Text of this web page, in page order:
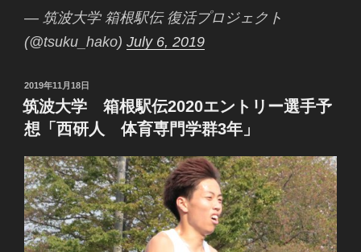
— 筑波大学 箱根駅伝 復活プロジェクト
(@tsuku_hako) July 6, 2019
投
稿
日:
2019年11月18日
筑波大学 箱根駅伝2020エントリー選手予
想「西研人 体育専門学群3年」